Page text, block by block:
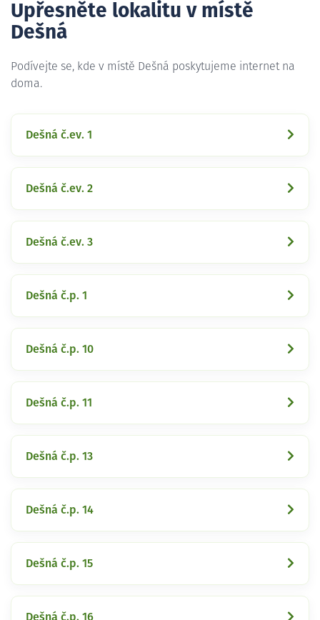
Upřesněte lokalitu v místě
Dešná
Podívejte se, kde v místě Dešná poskytujeme internet na
doma.
Dešná č.ev. 1
Dešná č.ev. 2
Dešná č.ev. 3
Dešná č.p. 1
Dešná č.p. 10
Dešná č.p. 11
Dešná č.p. 13
Dešná č.p. 14
Dešná č.p. 15
Dešná č.p. 16